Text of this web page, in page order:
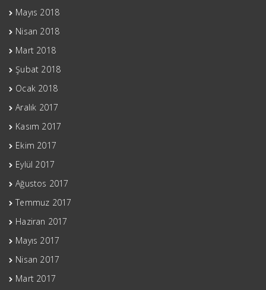
Mayıs 2018
Nisan 2018
Mart 2018
Şubat 2018
Ocak 2018
Aralık 2017
Kasım 2017
Ekim 2017
Eylül 2017
Ağustos 2017
Temmuz 2017
Haziran 2017
Mayıs 2017
Nisan 2017
Mart 2017